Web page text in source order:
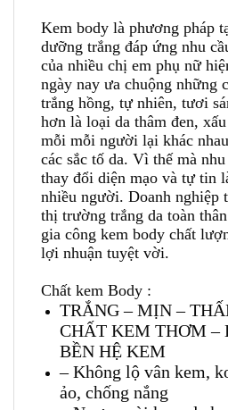
Kem body là phương pháp
dưỡng trắng đáp ứng nhu
của nhiều chị em phụ nữ
ngày nay ưa chuộng những
trắng hồng, tự nhiên, tươi
hơn là loại da thâm đen,
mỗi mỗi người lại khác
các sắc tố da. Vì thế mà
thay đổi diện mạo và tự tin
nhiều người. Doanh nghiệp
thị trường trắng da toàn
gia công kem body chất
lợi nhuận tuyệt vời.
Chất kem Body :
TRẮNG – MỊN –
CHẤT KEM THƠM –
BỀN HỆ KEM
– Không lộ vân kem,
ảo, chống nắng